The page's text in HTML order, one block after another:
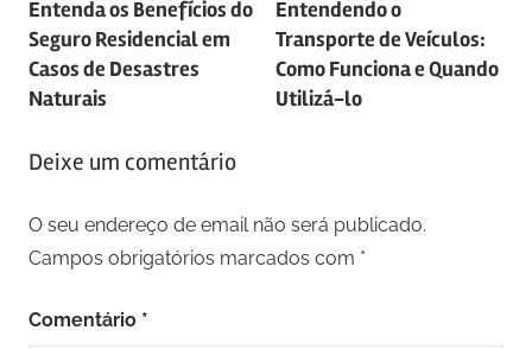
de
artigos
Entenda os Benefícios do
Seguro Residencial em
Casos de Desastres
Naturais
Entendendo o
Transporte de Veículos:
Como Funciona e Quando
Utilizá-lo
Deixe um comentário
O seu endereço de email não será publicado.
Campos obrigatórios marcados com *
Comentário *